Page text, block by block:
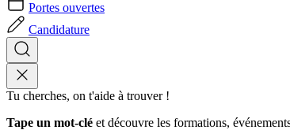
Portes ouvertes
Candidature
Tu cherches, on t'aide à trouver !
Tape un mot-clé et découvre les formations,